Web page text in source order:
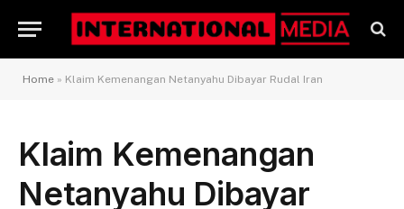
Home » Klaim Kemenangan Netanyahu Dibayar Rudal Iran
Klaim Kemenangan
Netanyahu Dibayar